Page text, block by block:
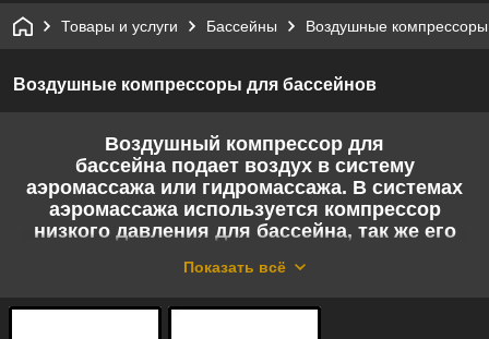
Товары и услуги Бассейны Воздушные
Воздушные компрессоры для бассейнов
Воздушный компрессор для
бассейна подает воздух в систему
аэромассажа или гидромассажа. В системах
аэромассажа используется компрессор
низкого давления для бассейна, так же его
Аэромассаж в бассейне значительно нежнее
Показать всё